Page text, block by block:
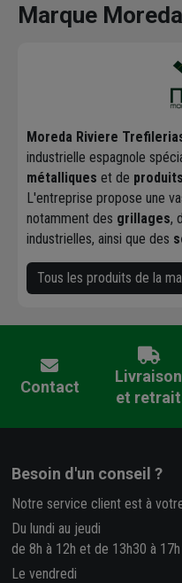
Marque Moreda
Moreda Riviere
industrielle espagnole
métalliques et de
L'entreprise propose une
notamment des grillages,
industrielles, ainsi que des
Tous les produits de la
Contact
Livraison
et retrait
Besoin d'un conseil ?
Notre service client est à
Du lundi au jeudi
de 8h à 12h et de 13h30 à 17h
Le vendredi